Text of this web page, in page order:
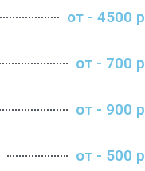
от - 4500 р
от - 700 р
от - 900 р
от - 500 р